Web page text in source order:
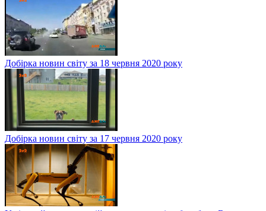
Добірка новин світу за 18 червня 2020 року
Добірка новин світу за 17 червня 2020 року